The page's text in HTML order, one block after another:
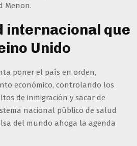
Menon.
internacional que
Unido
poner el país en orden,
económico, controlando los
de inmigración y sacar de
nacional público de salud
del mundo ahoga la agenda